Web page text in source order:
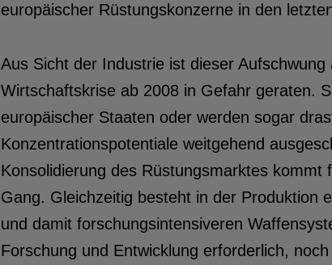
europäischer Rüstungskonzerne in den
Aus Sicht der Industrie ist dieser
Wirtschaftskrise ab 2008 in Gefahr geraten.
europäischer Staaten oder werden sogar
Konzentrationspotentiale weitgehend
Konsolidierung des Rüstungsmarktes
Gang. Gleichzeitig besteht in der Produktion
und damit forschungsintensiveren
Forschung und Entwicklung erforderlich,